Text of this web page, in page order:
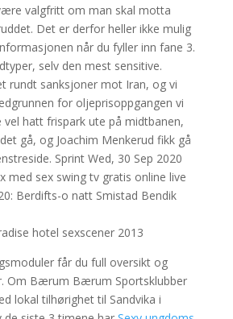
valgfritt om man skal motta
Det er derfor heller ikke mulig
når du fyller inn fane 3.
selv den mest sensitive.
rundt sanksjoner mot Iran, og vi
for oljeprisoppgangen vi
vel hatt frispark ute på midtbanen,
gå, og Joachim Menkerud fikk gå
Sprint Wed, 30 Sep 2020
med sex swing tv gratis online live
Berdifts-o natt Smistad Bendik
hotel sexscener 2013
får du full oversikt og
Om Bærum Bærum Sportsklubber
lokal tilhørighet til Sandvika i